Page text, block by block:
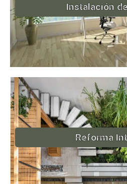
Instalación
Reforma